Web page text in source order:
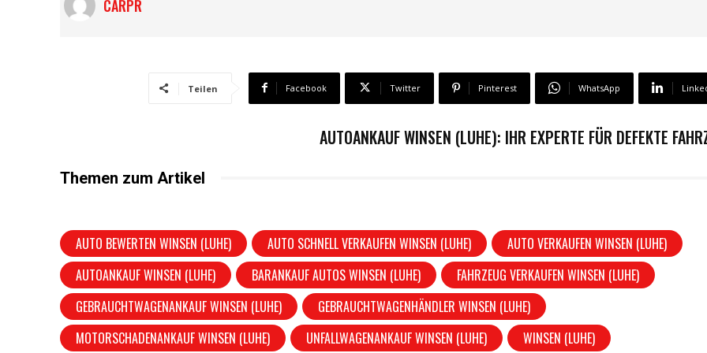
CARPR
Teilen Facebook Twitter Pinterest WhatsApp
AUTOANKAUF WINSEN (LUHE): IHR EXPERTE FÜR DEFEKTE
Themen zum Artikel
AUTO BEWERTEN WINSEN (LUHE) AUTO SCHNELL VERKAUFEN WINSEN (LUHE)
AUTO VERKAUFEN WINSEN (LUHE)
AUTOANKAUF WINSEN (LUHE)
BARANKAUF AUTOS WINSEN (LUHE)
FAHRZEUG VERKAUFEN WINSEN (LUHE)
GEBRAUCHTWAGENANKAUF WINSEN (LUHE)
GEBRAUCHTWAGENHÄNDLER WINSEN (LUHE)
MOTORSCHADENANKAUF WINSEN (LUHE)
UNFALLWAGENANKAUF WINSEN (LUHE) WINSEN (LUHE)